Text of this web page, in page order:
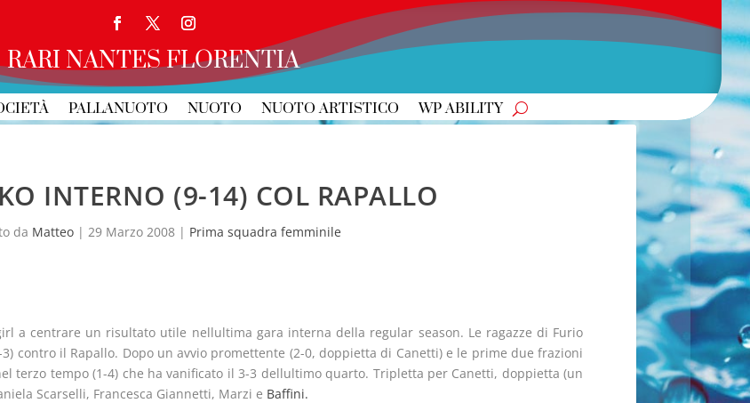
RARI NANTES FLORENTIA
PALLANUOTO NUOTO NUOTO ARTISTICO WP ABILITY
INTERNO (9-14) COL RAPALLO
da Matteo | 29 Marzo 2008 | Prima squadra femminile
a centrare un risultato utile nellultima gara interna della regular season. Le ragazze di Furio
contro il Rapallo. Dopo un avvio promettente (2-0, doppietta di Canetti) e le prime due frazioni
terzo tempo (1-4) che ha vanificato il 3-3 dellultimo quarto. Tripletta per Canetti, doppietta (un
Scarselli, Francesca Giannetti, Marzi e Baffini.